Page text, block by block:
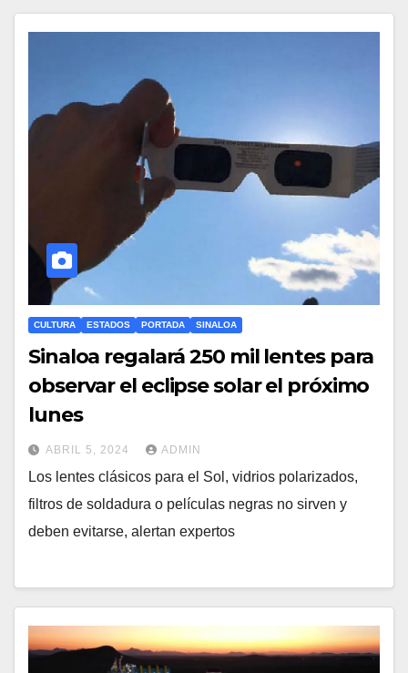
CULTURA ESTADOS PORTADA SINALOA
Sinaloa regalará 250 mil lentes para
observar el eclipse solar el próximo
lunes
ABRIL 5, 2024 ADMIN
Los lentes clásicos para el Sol, vidrios polarizados,
filtros de soldadura o películas negras no sirven y
deben evitarse, alertan expertos